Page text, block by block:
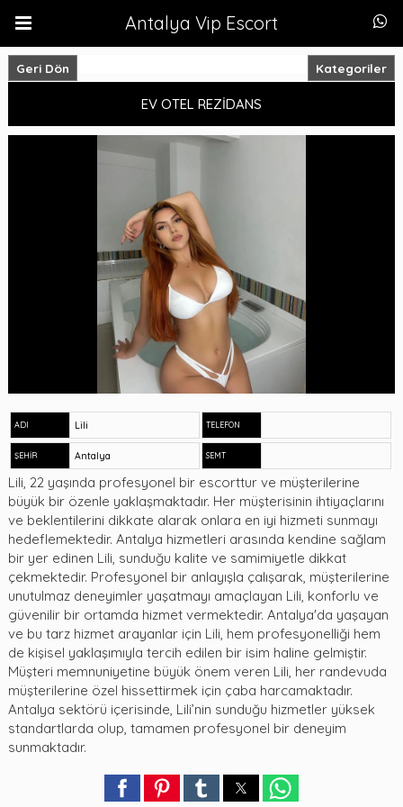
Antalya Vip Escort
Geri Dön Kategoriler
EV OTEL REZİDANS
ADI Lili TELEFON
ŞEHİR Antalya SEMT
Lili, 22 yaşında profesyonel bir escorttur ve müşterilerine
büyük bir özenle yaklaşmaktadır. Her müşterisinin ihtiyaçlarını
ve beklentilerini dikkate alarak onlara en iyi hizmeti sunmayı
hedeflemektedir. Antalya hizmetleri arasında kendine sağlam
bir yer edinen Lili, sunduğu kalite ve samimiyetle dikkat
çekmektedir. Profesyonel bir anlayışla çalışarak, müşterilerine
unutulmaz deneyimler yaşatmayı amaçlayan Lili, konforlu ve
güvenilir bir ortamda hizmet vermektedir. Antalya'da yaşayan
ve bu tarz hizmet arayanlar için Lili, hem profesyonelliği hem
de kişisel yaklaşımıyla tercih edilen bir isim haline gelmiştir.
Müşteri memnuniyetine büyük önem veren Lili, her randevuda
müşterilerine özel hissettirmek için çaba harcamaktadır.
Antalya sektörü içerisinde, Lili’nin sunduğu hizmetler yüksek
standartlarda olup, tamamen profesyonel bir deneyim
sunmaktadır.